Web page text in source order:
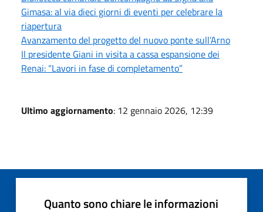
Gimasa: al via dieci giorni di eventi per celebrare la
riapertura
Avanzamento del progetto del nuovo ponte sull’Arno
Il presidente Giani in visita a cassa espansione dei
Renai: “Lavori in fase di completamento”
Ultimo aggiornamento: 12 gennaio 2026, 12:39
Quanto sono chiare le informazioni